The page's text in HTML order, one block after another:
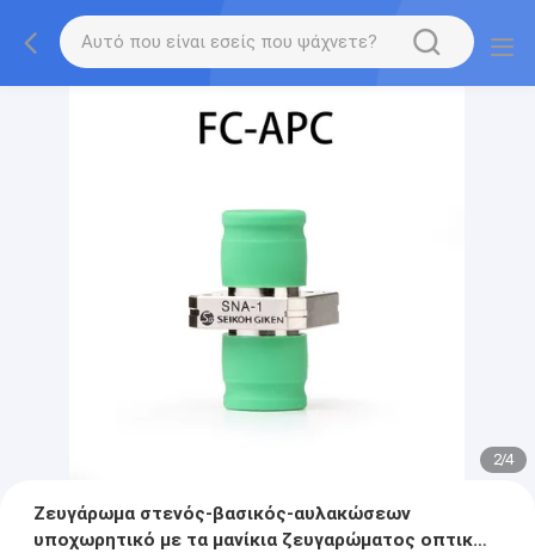
2/4
Ζευγάρωμα στενός-βασικός-αυλακώσεων
υποχωρητικό με τα μανίκια ζευγαρώματος οπτικών